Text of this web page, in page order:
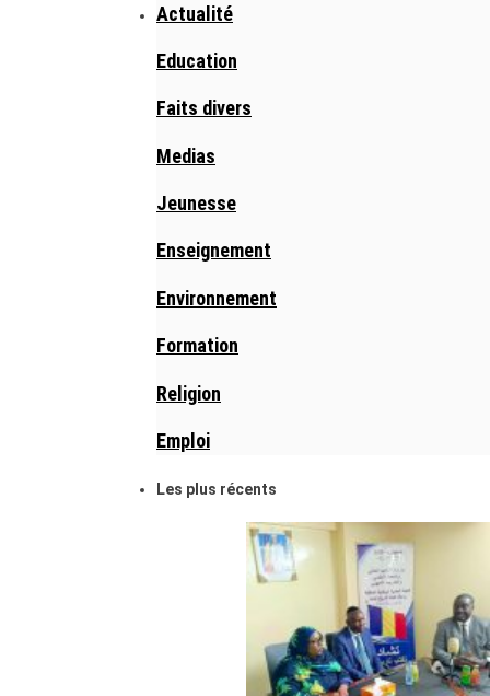
Actualité
Education
Faits divers
Medias
Jeunesse
Enseignement
Environnement
Formation
Religion
Emploi
Les plus récents